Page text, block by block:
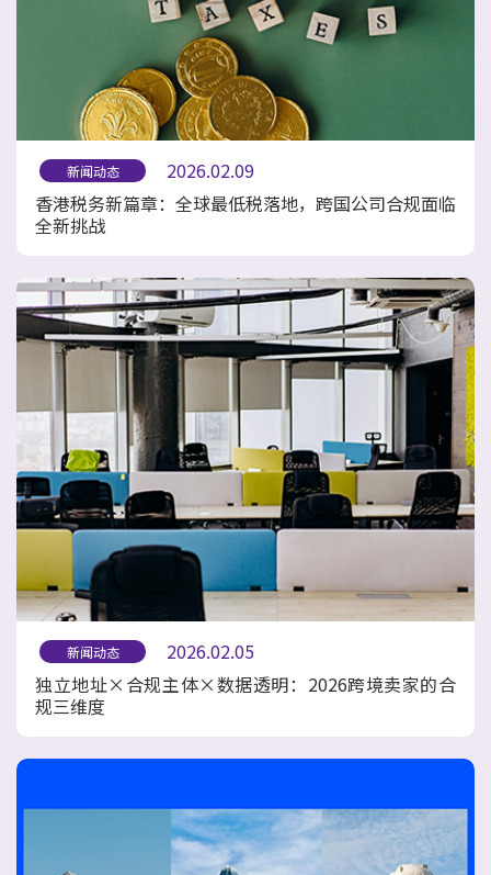
新闻动态
2026.02.09
香港税务新篇章：全球最低税落地，跨国公司合规面临
全新挑战
新闻动态
2026.02.05
独立地址×合规主体×数据透明：2026跨境卖家的合
规三维度